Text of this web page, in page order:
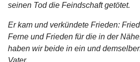
seinen Tod die Feindschaft getötet.
Er kam und verkündete Frieden:
Ferne und Frieden für die in der
haben wir beide in ein und
Vater.